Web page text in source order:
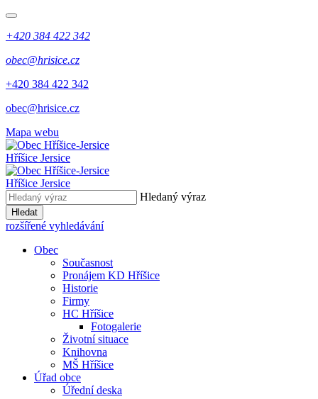
+420 384 422 342
obec@hrisice.cz
+420 384 422 342
obec@hrisice.cz
Mapa webu
Hříšice Jersice
Hříšice Jersice
Hledaný výraz
Hledat
rozšířené vyhledávání
Obec
Současnost
Pronájem KD Hříšice
Historie
Firmy
HC Hříšice
Fotogalerie
Životní situace
Knihovna
MŠ Hříšice
Úřad obce
Úřední deska